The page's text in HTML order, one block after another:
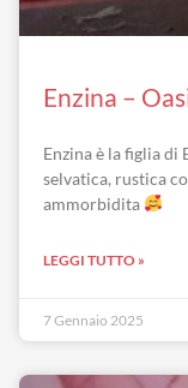
Enzina –
Enzina è la figlia di
selvatica, rustica
ammorbidita
LEGGI TUTTO »
7 Gennaio 2025